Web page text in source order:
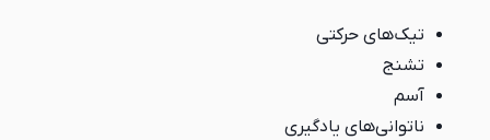
تیک‌های حرکتی
تشنج
آسم
ناتوانی‌های یادگیری